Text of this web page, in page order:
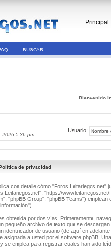
Principal
BUSCAR
Bienvenido
2026 5:36 pm
Usuario:
de privacidad
con detalle cómo "Foros Leitariegos.net"
Leitariegos.net", "https://
"phpBB Group", "phpBB Teams")
obtenida por dos vías. Primeramente,
pequeño archivo de texto que se
identificador de usuario (de aquí en
asignada a usted por el software phpBB.
se emplea para registrar cuales han sido